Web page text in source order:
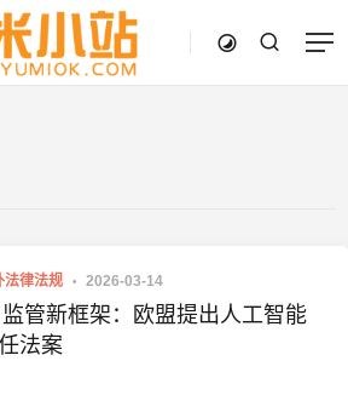
法律法规 2026-03-14
管新框架：欧盟提出人工智能
法案